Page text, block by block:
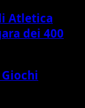
Atletica
dei 400